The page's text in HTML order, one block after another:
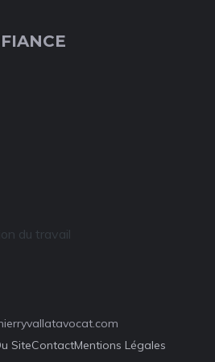
du travail
SiteContactMentions Légales